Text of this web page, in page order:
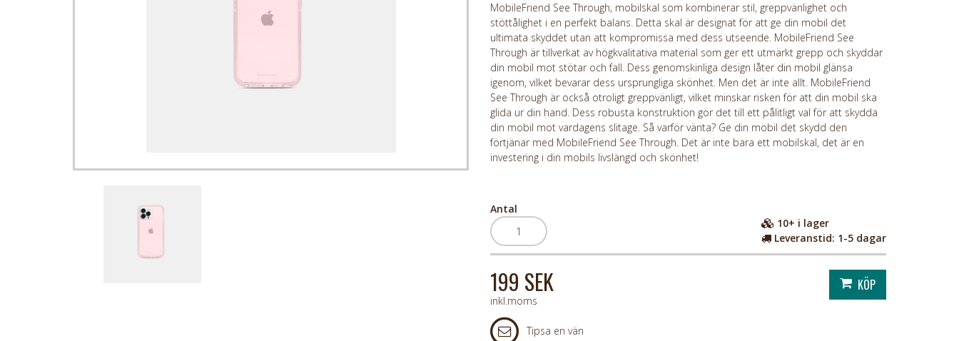
MobileFriend See Through, mobilskal som kombinerar stil, greppvänlighet och
stöttålighet i en perfekt balans. Detta skal är designat för att ge din mobil det
ultimata skyddet utan att kompromissa med dess utseende. MobileFriend See
Through är tillverkat av högkvalitativa material som ger ett utmärkt grepp och skyddar
din mobil mot stötar och fall. Dess genomskinliga design låter din mobil glänsa
igenom, vilket bevarar dess ursprungliga skönhet. Men det är inte allt. MobileFriend
See Through är också otroligt greppvänligt, vilket minskar risken för att din mobil ska
glida ur din hand. Dess robusta konstruktion gör det till ett pålitligt val för att skydda
din mobil mot vardagens slitage. Så varför vänta? Ge din mobil det skydd den
förtjänar med MobileFriend See Through. Det är inte bara ett mobilskal, det är en
investering i din mobils livslängd och skönhet!
Antal
10+ i lager
Leveranstid: 1-5 dagar
199 SEK
inkl.moms
Tipsa en vän